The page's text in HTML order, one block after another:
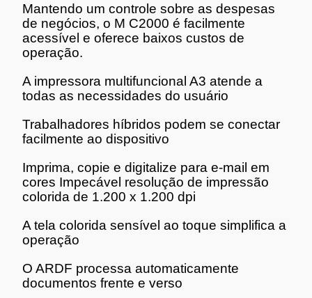
Mantendo um controle sobre as despesas
de negócios, o M C2000 é facilmente
acessível e oferece baixos custos de
operação.
A impressora multifuncional A3 atende a
todas as necessidades do usuário
Trabalhadores híbridos podem se conectar
facilmente ao dispositivo
Imprima, copie e digitalize para e-mail em
cores Impecável resolução de impressão
colorida de 1.200 x 1.200 dpi
A tela colorida sensível ao toque simplifica a
operação
O ARDF processa automaticamente
documentos frente e verso